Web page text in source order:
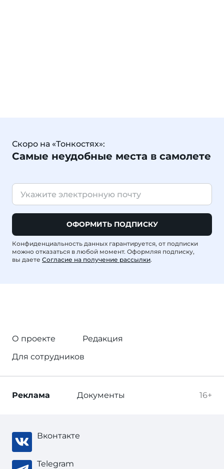
Скоро на «Тонкостях»:
Самые неудобные места в самолете
ОФОРМИТЬ ПОДПИСКУ
Конфиденциальность данных гарантируется, от подписки
можно отказаться в любой момент. Оформляя подписку,
вы даете Согласие на получение рассылки.
О проекте
Редакция
Для сотрудников
16+
Реклама Документы
Вконтакте
Telegram